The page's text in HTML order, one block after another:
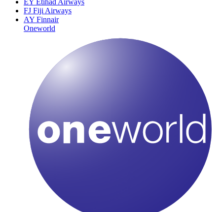
FJ Fiji Airways
AY Finnair
Oneworld